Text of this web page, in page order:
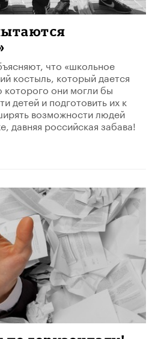
что «школьное
костыль, который дается
они могли бы
детей и подготовить их к
возможности людей
давняя российская забава!